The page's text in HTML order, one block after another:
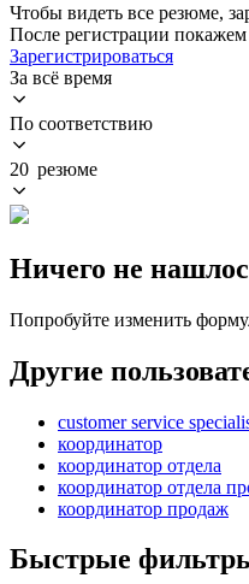
Чтобы видеть все резюме,
После регистрации
Зарегистрироваться
За всё время
По соответствию
20 резюме
Ничего не
Попробуйте изменить
Другие
customer service
координатор
координатор отдела
координатор отдела
координатор продаж
Быстрые